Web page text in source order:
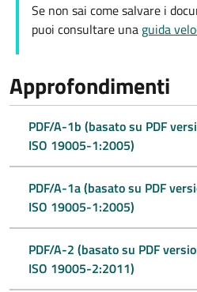
Se non sai come salvare i
puoi consultare una guida
Approfondimenti
PDF/A-1b (basato su PDF
ISO 19005-1:2005)
PDF/A-1a (basato su PDF
ISO 19005-1:2005)
PDF/A-2 (basato su PDF
ISO 19005-2:2011)